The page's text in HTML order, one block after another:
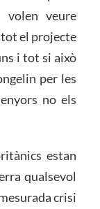
volen veure
el projecte
i tot si això
per les
no els
estan
qualsevol
crisi